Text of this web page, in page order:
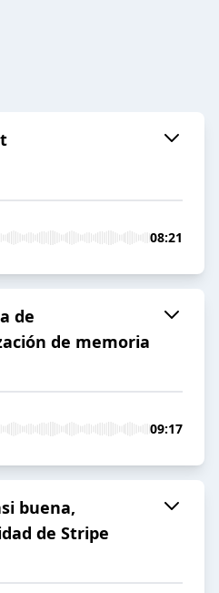
08:21
de
de memoria
09:17
buena,
de Stripe